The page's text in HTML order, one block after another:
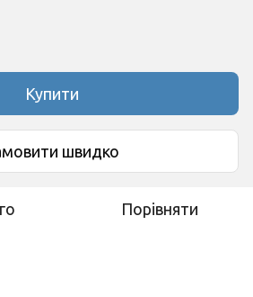
Купити
швидко
Порівняти